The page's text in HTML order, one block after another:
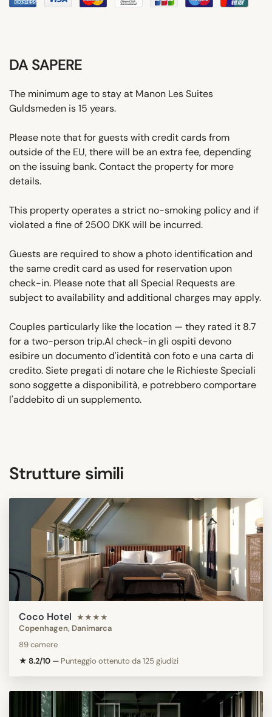
DA SAPERE
The minimum age to stay at Manon Les Suites
Guldsmeden is 15 years.
Please note that for guests with credit cards from
outside of the EU, there will be an extra fee, depending
on the issuing bank. Contact the property for more
details.
This property operates a strict no-smoking policy and if
violated a fine of 2500 DKK will be incurred.
Guests are required to show a photo identification and
the same credit card as used for reservation upon
check-in. Please note that all Special Requests are
subject to availability and additional charges may apply.
Couples particularly like the location — they rated it 8.7
for a two-person trip.Al check-in gli ospiti devono
esibire un documento d'identità con foto e una carta di
credito. Siete pregati di notare che le Richieste Speciali
sono soggette a disponibilità, e potrebbero comportare
l'addebito di un supplemento.
Strutture simili
Coco Hotel ★★★★
Copenhagen, Danimarca
89 camere
★ 8.2/10 — Punteggio ottenuto da 125 giudizi